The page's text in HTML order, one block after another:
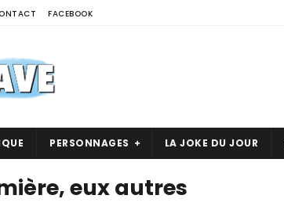
FACEBOOK
PERSONNAGES LA JOKE DU JOUR
eux autres